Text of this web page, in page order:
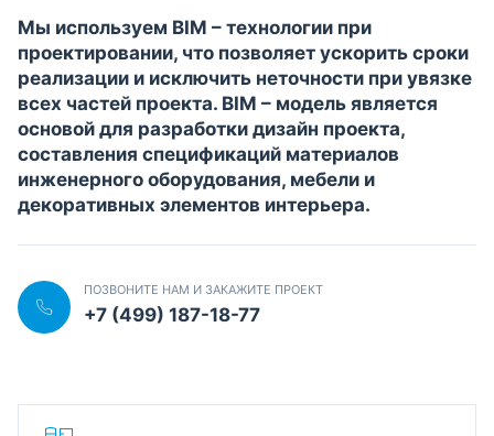
Мы используем BIM – технологии при
проектировании, что позволяет ускорить сроки
реализации и исключить неточности при увязке
всех частей проекта. BIM – модель является
основой для разработки дизайн проекта,
составления спецификаций материалов
инженерного оборудования, мебели и
декоративных элементов интерьера.
ПОЗВОНИТЕ НАМ И ЗАКАЖИТЕ ПРОЕКТ
+7 (499) 187-18-77